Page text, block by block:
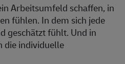
Arbeitsumfeld schaffen, in
fühlen. In dem sich jede
geschätzt fühlt. Und in
die individuelle